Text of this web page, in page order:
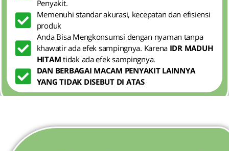
Penyakit.
Memenuhi standar akurasi, kecepatan dan efisiensi
produk
Anda Bisa Mengkonsumsi dengan nyaman tanpa
khawatir ada efek sampingnya. Karena IDR MADUH
HITAM tidak ada efek sampingnya.
DAN BERBAGAI MACAM PENYAKIT LAINNYA
YANG TIDAK DISEBUT DI ATAS